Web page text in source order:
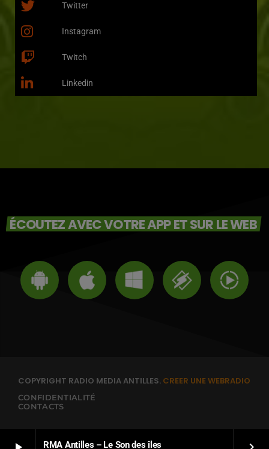
RMA Antilles – Le Son des îles
Twitter
Instagram
Twitch
Linkedin
ÉCOUTEZ AVEC VOTRE APP ET SUR LE WEB
COPYRIGHT RADIO MEDIA ANTILLES. CREER UNE WEBRADIO
CONFIDENTIALITÉ
CONTACTS